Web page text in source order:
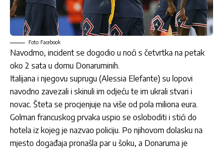
Foto: Facebook
Navodmo, incident se dogodio u noći s četvrtka na petak
oko 2 sata u domu Donaruminih.
Italijana i njegovu suprugu (Alessia Elefante) su lopovi
navodno zavezali i skinuli im odjeću te im ukrali stvari i
novac. Šteta se procjenjuje na više od pola miliona eura.
Golman francuskog prvaka uspio se osloboditi i stići do
hotela iz kojeg je nazvao policiju. Po njihovom dolasku na
mjesto događaja pronašla par u šoku, a Donaruma je